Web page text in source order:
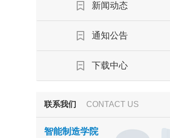
新闻动态
通知公告
下载中心
联系我们 CONTACT US
智能制造学院